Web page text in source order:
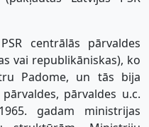
centrālās pārvaldes
vai republikāniskas), ko
Padome, un tās bija
pārvaldes u.c.
gadam ministrijas